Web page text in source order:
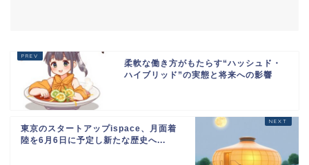
柔軟な働き方がもたらす“ハッシュド・
ハイブリッド”の実態と将来への影響
東京のスタートアップispace、月面着
陸を6月6日に予定し新たな歴史へ...